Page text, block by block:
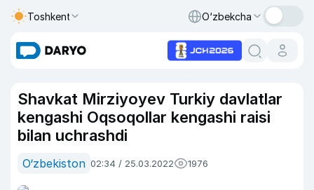
Toshkent O‘zbekcha
Shavkat Mirziyoyev Turkiy davlatlar
kengashi Oqsoqollar kengashi raisi
bilan uchrashdi
O‘zbekiston 02:34 / 25.03.2022 1976